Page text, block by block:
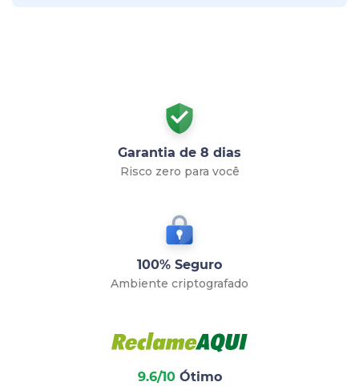
Garantia de 8 dias
Risco zero para você
100% Seguro
Ambiente criptografado
9.6/10Ótimo